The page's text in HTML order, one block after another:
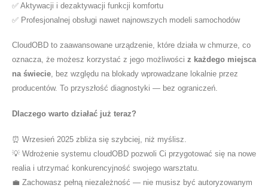
✅ Aktywacji i dezaktywacji funkcji komfortu
✅ Profesjonalnej obsługi nawet najnowszych modeli samochodów
CloudOBD to zaawansowane urządzenie, które działa w chmurze, co
oznacza, że możesz korzystać z jego możliwości z każdego miejsca
na świecie, bez względu na blokady wprowadzane lokalnie przez
producentów. To przyszłość diagnostyki — bez ograniczeń.
Dlaczego warto działać już teraz?
⏰ Wrzesień 2025 zbliża się szybciej, niż myślisz.
💡 Wdrożenie systemu cloudOBD pozwoli Ci przygotować się na nowe
realia i utrzymać konkurencyjność swojego warsztatu.
💼 Zachowasz pełną niezależność — nie musisz być autoryzowanym